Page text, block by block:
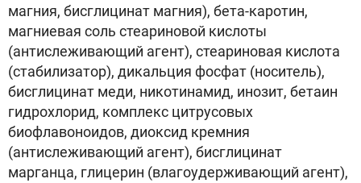
магния, бисглицинат магния), бета-каротин,
магниевая соль стеариновой кислоты
(антислеживающий агент), стеариновая кислота
(стабилизатор), дикальция фосфат (носитель),
бисглицинат меди, никотинамид, инозит, бетаин
гидрохлорид, комплекс цитрусовых
биофлавоноидов, диоксид кремния
(антислеживающий агент), бисглицинат
марганца, глицерин (влагоудерживающий агент),